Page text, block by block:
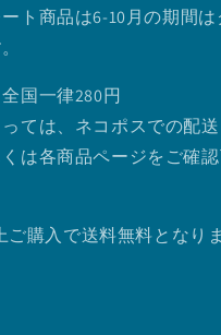
ト商品は6-10月の期間は
国一律280円
ては、ネコポスでの配送
は各商品ページをご確認
ご購入で送料無料となりま